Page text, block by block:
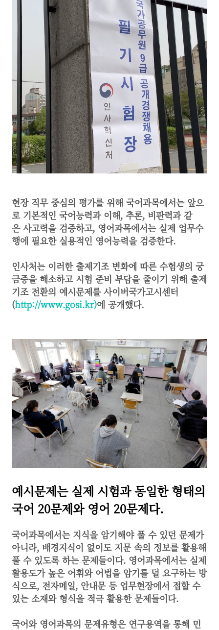
현장 직무 중심의 평가를 위해 국어과목에서는 앞으
로 기본적인 국어능력과 이해, 추론, 비판력과 같
은 사고력을 검증하고, 영어과목에서는 실제 업무수
행에 필요한 실용적인 영어능력을 검증한다.
인사처는 이러한 출제기조 변화에 따른 수험생의 궁
금증을 해소하고 시험 준비 부담을 줄이기 위해 출제
기조 전환의 예시문제를 사이버국가고시센터
(http://www.gosi.kr)에 공개했다.
예시문제는 실제 시험과 동일한 형태의
국어 20문제와 영어 20문제다.
국어과목에서는 지식을 암기해야 풀 수 있던 문제가
아니라, 배경지식이 없이도 지문 속의 정보를 활용해
풀 수 있도록 하는 문제들이다. 영어과목에서는 실제
활용도가 높은 어휘와 어법을 암기를 덜 요구하는 방
식으로, 전자메일, 안내문 등 업무현장에서 접할 수
있는 소재와 형식을 적극 활용한 문제들이다.
국어와 영어과목의 문제유형은 연구용역을 통해 민